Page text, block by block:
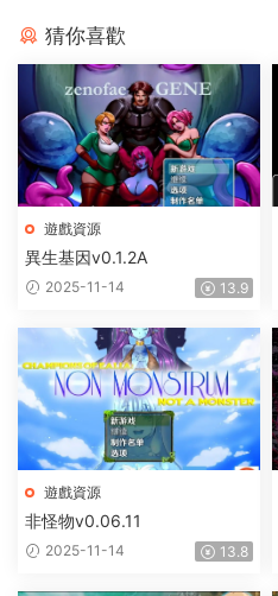
猜你喜歡
遊戲資源
異生基因v0.1.2A
2025-11-14 13.9
遊戲資源
非怪物v0.06.11
2025-11-14 13.8